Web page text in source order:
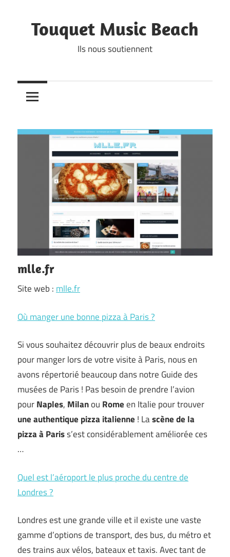
content
Touquet Music Beach
Ils nous soutiennent
mlle.fr
Site web : mlle.fr
Où manger une bonne pizza à Paris ?
Si vous souhaitez découvrir plus de beaux endroits
pour manger lors de votre visite à Paris, nous en
avons répertorié beaucoup dans notre Guide des
musées de Paris ! Pas besoin de prendre l’avion
pourNaples, Milanou Romeen Italie pour trouver
une authentique pizza italienne ! Lascène de la
pizza à Pariss’est considérablement améliorée ces
…
Quel est l’aéroport le plus proche du centre de
Londres ?
Londres est une grande ville et il existe une vaste
gamme d’options de transport, des bus, du métro et
des trains aux vélos, bateaux et taxis. Avec tant de